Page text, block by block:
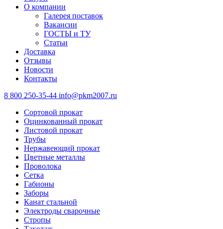
О компании
Галерея поставок
Вакансии
ГОСТЫ и ТУ
Статьи
Доставка
Отзывы
Новости
Контакты
8 800 250-35-44 info@pkm2007.ru
Сортовой прокат
Оцинкованный прокат
Листовой прокат
Трубы
Нержавеющий прокат
Цветные металлы
Проволока
Сетка
Габионы
Заборы
Канат стальной
Электроды сварочные
Стропы